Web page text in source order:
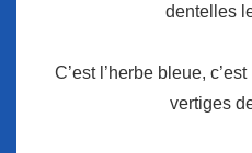
dentelles
C’est l’herbe bleue,
vertiges